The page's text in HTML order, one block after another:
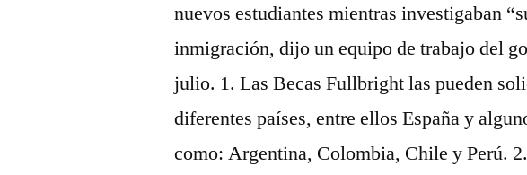
nuevos estudiantes mientras investigaban
inmigración, dijo un equipo de trabajo del
julio. 1. Las Becas Fullbright las pueden
diferentes países, entre ellos España y
como: Argentina, Colombia, Chile y Perú.